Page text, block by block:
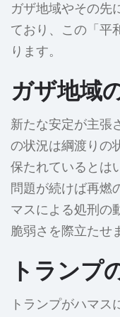
ガザ地域やその先
ており、この「平
ります。
ガザ地域
新たな安定が主張
の状況は綱渡りの
保たれているとは
問題が続けば再燃
マスによる処刑の
脆弱さを際立たせ
トランプ
トランプがハマス